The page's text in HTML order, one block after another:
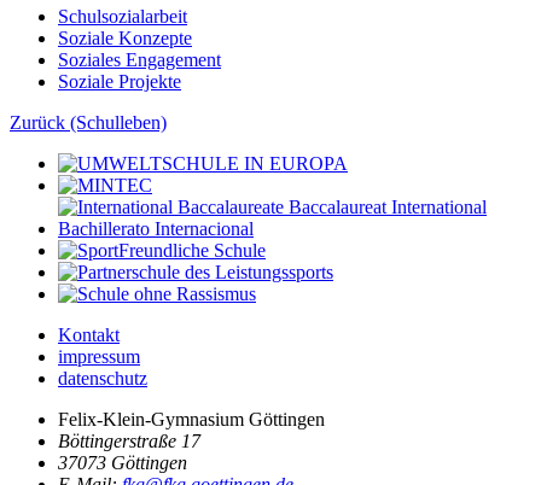
Schulsozialarbeit
Soziale Konzepte
Soziales Engagement
Soziale Projekte
Zurück (Schulleben)
Kontakt
impressum
datenschutz
Felix-Klein-Gymnasium Göttingen
Böttingerstraße 17
37073 Göttingen